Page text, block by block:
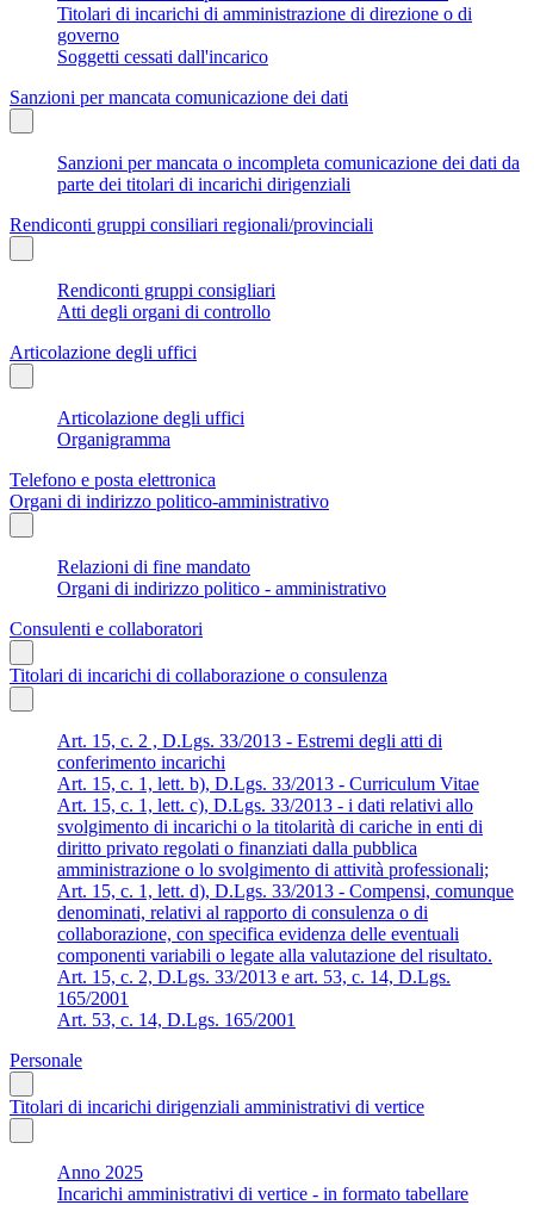
Titolari di incarichi di amministrazione di direzione o di
governo
Soggetti cessati dall'incarico
Sanzioni per mancata comunicazione dei dati
Sanzioni per mancata o incompleta comunicazione dei dati da
parte dei titolari di incarichi dirigenziali
Rendiconti gruppi consiliari regionali/provinciali
Rendiconti gruppi consigliari
Atti degli organi di controllo
Articolazione degli uffici
Articolazione degli uffici
Organigramma
Telefono e posta elettronica
Organi di indirizzo politico-amministrativo
Relazioni di fine mandato
Organi di indirizzo politico - amministrativo
Consulenti e collaboratori
Titolari di incarichi di collaborazione o consulenza
Art. 15, c. 2 , D.Lgs. 33/2013 - Estremi degli atti di
conferimento incarichi
Art. 15, c. 1, lett. b), D.Lgs. 33/2013 - Curriculum Vitae
Art. 15, c. 1, lett. c), D.Lgs. 33/2013 - i dati relativi allo
svolgimento di incarichi o la titolarità di cariche in enti di
diritto privato regolati o finanziati dalla pubblica
amministrazione o lo svolgimento di attività professionali;
Art. 15, c. 1, lett. d), D.Lgs. 33/2013 - Compensi, comunque
denominati, relativi al rapporto di consulenza o di
collaborazione, con specifica evidenza delle eventuali
componenti variabili o legate alla valutazione del risultato.
Art. 15, c. 2, D.Lgs. 33/2013 e art. 53, c. 14, D.Lgs.
165/2001
Art. 53, c. 14, D.Lgs. 165/2001
Personale
Titolari di incarichi dirigenziali amministrativi di vertice
Anno 2025
Incarichi amministrativi di vertice - in formato tabellare